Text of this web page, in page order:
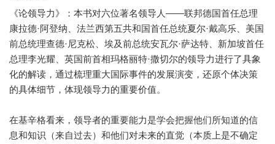
《论领导力》：本书对六位著名领导人——联邦德国首任总理
康拉德·阿登纳、法兰西第五共和国首任总统夏尔·戴高乐、美国
前总统理查德·尼克松、埃及前总统安瓦尔·萨达特、新加坡首任
总理李光耀、英国前首相玛格丽特·撒切尔的领导力进行了具象
化的解读，通过梳理重大国际事件的发展演变，还原个体决策
的具体细节，体现领导力的重要价值。
在基辛格看来，领导者的重要能力是学会把握他们所知道的信
息和知识（来自过去）和他们对未来的直觉（本质上是不确定